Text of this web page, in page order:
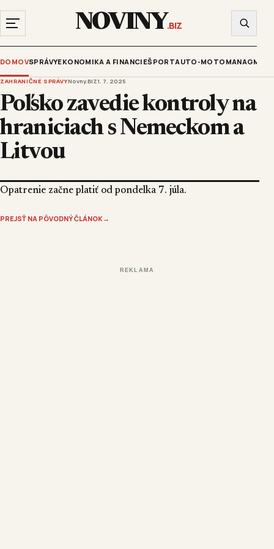
NOVINY.BIZ
DOMOVSPRÁVYEKONOMIKA A FINANCIEŠPORTAUTO-MOTO
ZAHRANIČNÉ SPRÁVYNovny.BIZ1. 7. 2025
Poľsko zavedie kontroly na
hraniciach s Nemeckom a
Litvou
Opatrenie začne platiť od pondelka 7. júla.
PREJSŤ NA PÔVODNÝ ČLÁNOK →
REKLAMA